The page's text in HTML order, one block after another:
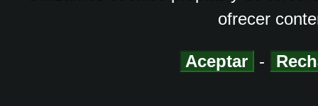
ofrecer
Aceptar -